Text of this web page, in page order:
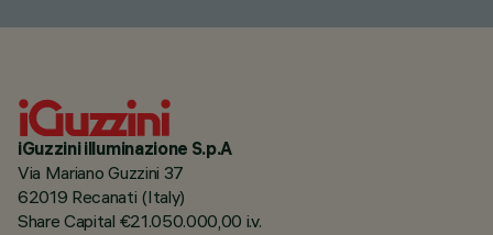
iGuzzini illuminazione S.p.A
Via Mariano Guzzini 37
62019 Recanati (Italy)
Share Capital €21.050.000,00 i.v.